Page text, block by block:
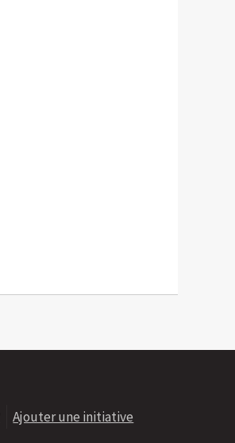
Ajouter une initiative